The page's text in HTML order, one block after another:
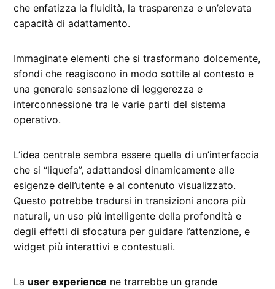
che enfatizza la fluidità, la trasparenza e un’elevata
capacità di adattamento.
Immaginate elementi che si trasformano dolcemente,
sfondi che reagiscono in modo sottile al contesto e
una generale sensazione di leggerezza e
interconnessione tra le varie parti del sistema
operativo.
L’idea centrale sembra essere quella di un’interfaccia
che si “liquefa”, adattandosi dinamicamente alle
esigenze dell’utente e al contenuto visualizzato.
Questo potrebbe tradursi in transizioni ancora più
naturali, un uso più intelligente della profondità e
degli effetti di sfocatura per guidare l’attenzione, e
widget più interattivi e contestuali.
La user experience ne trarrebbe un grande